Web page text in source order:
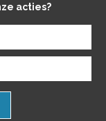
acties?